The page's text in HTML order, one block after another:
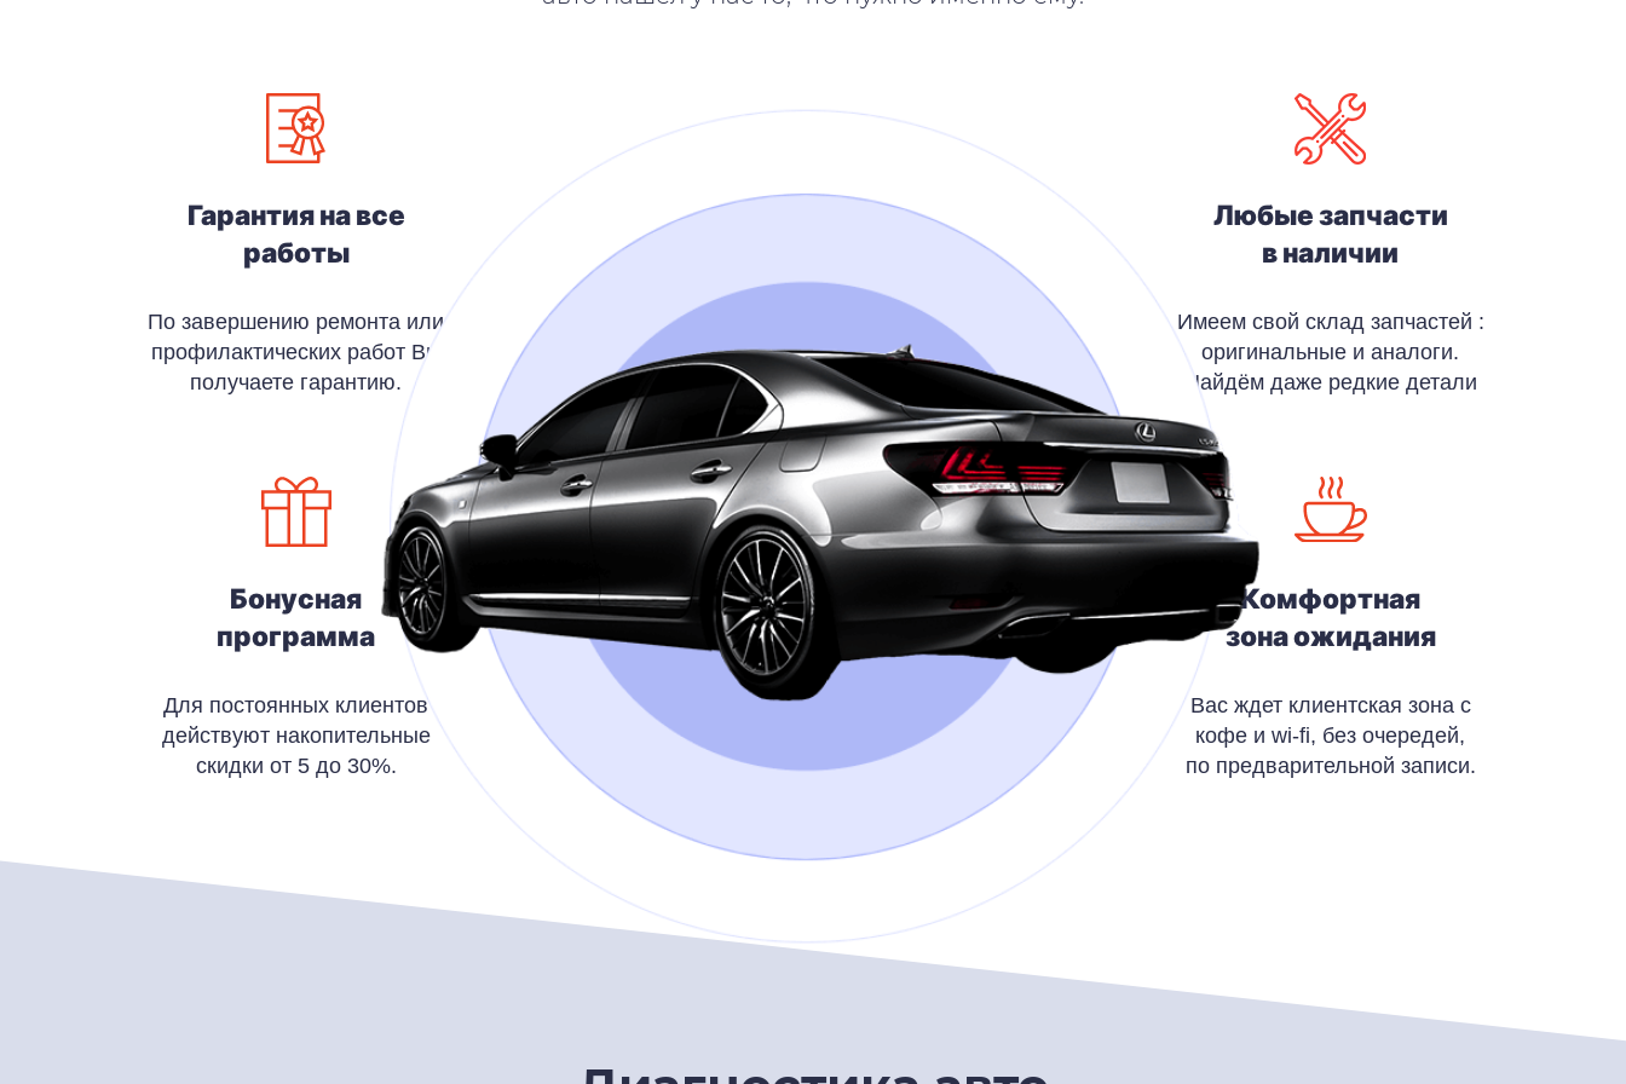
Гарантия на все
работы
По завершению ремонта или
профилактических работ Вы
получаете гарантию.
Бонусная
программа
Для постоянных клиентов
действуют накопительные
скидки от 5 до 30%.
Любые запчасти
в наличии
Имеем свой склад запчастей :
оригинальные и аналоги.
Найдём даже редкие детали
Комфортная
зона ожидания
Вас ждет клиентская зона с
кофе и wi-fi, без очередей,
по предварительной записи.